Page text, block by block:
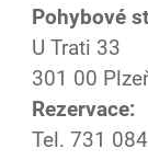
Pohybové
U Trati 33
301 00
Rezervace:
Tel. 731